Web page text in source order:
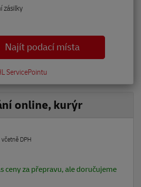
zásilky
Najít podací místa
ServicePointu
online, kurýr
včetně DPH
ceny za přepravu, ale doručujeme